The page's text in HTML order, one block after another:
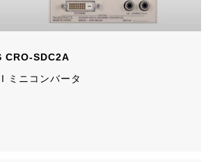
CRO-SDC2A
ニコンバータ